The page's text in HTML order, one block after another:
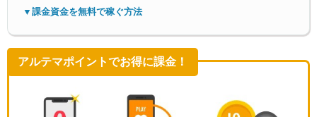
▼課金資金を無料で稼ぐ方法
アルテマポイントでお得に課金！